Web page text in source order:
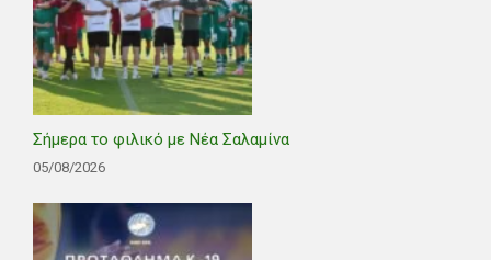
Σήμερα το φιλικό με Νέα Σαλαμίνα
05/08/2026